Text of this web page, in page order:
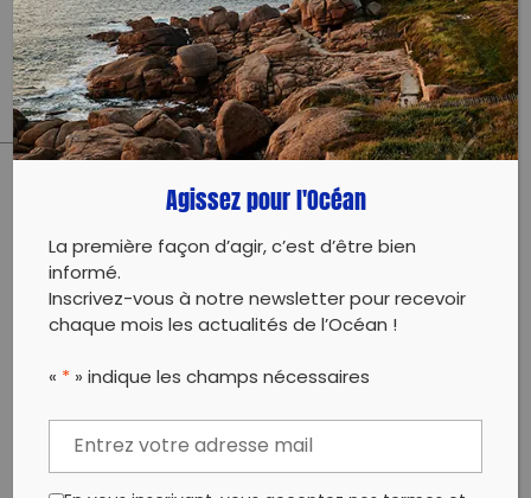
Évènement proposé par :
Recyclop Sensi-Collecte-
Revalorisation des mégots
PARTAGER CET ARTICLE:
Partager sur Facebook
Partager sur
Copy to clipboard
Agissez pour l'Océan
La première façon d’agir, c’est d’être bien
informé.
Inscrivez-vous à notre newsletter pour recevoir
chaque mois les actualités de l’Océan !
« * » indique les champs nécessaires